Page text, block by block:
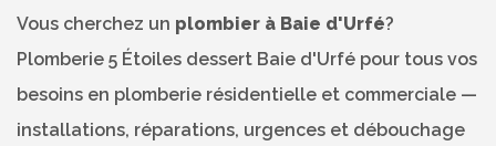
Vous cherchez un plombier à Baie d'Urfé?
Plomberie 5 Étoiles dessert Baie d'Urfé pour tous vos
besoins en plomberie résidentielle et commerciale —
installations, réparations, urgences et débouchage